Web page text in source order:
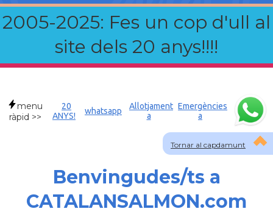
2005-2025: Fes un cop d'ull al
site dels 20 anys!!!!
Tornar al capdamunt
menu
ràpid >>
20
ANYS!
whatsapp
Allotjament
a
Emergències
a
Benvingudes/ts a
CATALANSALMON.com